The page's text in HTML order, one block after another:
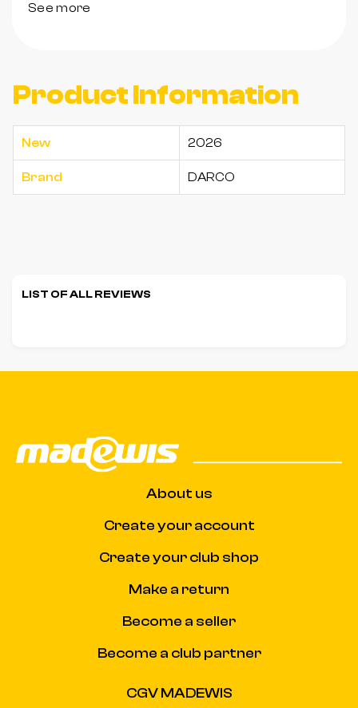
See more
Product Information
New 2026
Brand DARCO
LIST OF ALL REVIEWS
About us
Create your account
Create your club shop
Make a return
Become a seller
Become a club partner
CGV MADEWIS